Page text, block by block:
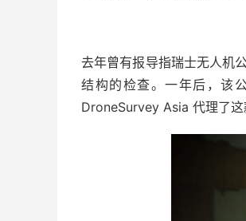
去年曾有报导指瑞士无人机
结构的检查。一年后，该
DroneSurvey Asia 代理了这